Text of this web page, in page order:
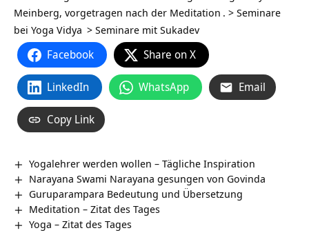
Meinberg, vorgetragen nach der Meditation . > Seminare
bei Yoga Vidya > Seminare mit Sukadev
Facebook Share on X
LinkedIn WhatsApp Email
Copy Link
Yogalehrer werden wollen – Tägliche Inspiration
Narayana Swami Narayana gesungen von Govinda
Guruparampara Bedeutung und Übersetzung
Meditation – Zitat des Tages
Yoga – Zitat des Tages